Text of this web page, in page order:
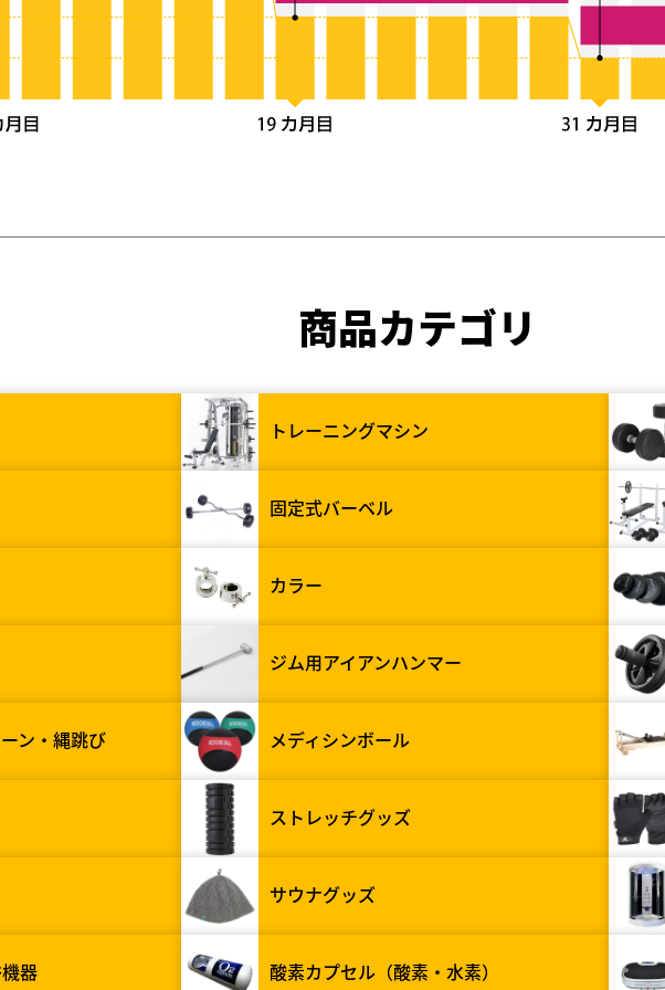
商品カテゴリ
トレーニングマシン
固定式バーベル
カラー
ジム用アイアンハンマー
ン・縄跳び メディシンボール
ストレッチグッズ
サウナグッズ
器 酸素カプセル（酸素・水素）